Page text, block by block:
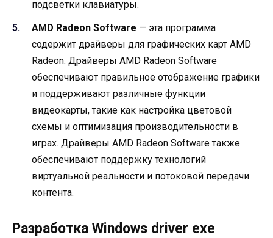
подсветки клавиатуры.
AMD Radeon Software — эта программа
содержит драйверы для графических карт AMD
Radeon. Драйверы AMD Radeon Software
обеспечивают правильное отображение графики
и поддерживают различные функции
видеокарты, такие как настройка цветовой
схемы и оптимизация производительности в
играх. Драйверы AMD Radeon Software также
обеспечивают поддержку технологий
виртуальной реальности и потоковой передачи
контента.
Разработка Windows driver exe